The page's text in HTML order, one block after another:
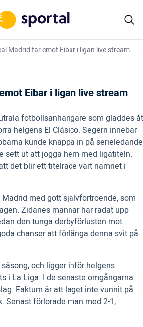
Madrid tar emot Eibar i ligan live stream
Eibar i ligan live stream
fotbollsanhängare som gladdes åt
helgens El Clásico. Segern innebar
kunde knappa in på serieledande
sett ut att jogga hem med ligatiteln.
det blir ett titelrace värt namnet i
med gott självförtroende, som
Zidanes mannar har radat upp
den tunga derbyförlusten mot
chanser att förlänga denna svit på
och ligger inför helgens
i La Liga. I de senaste omgångarna
Faktum är att laget inte vunnit på
Senast förlorade man med 2-1,